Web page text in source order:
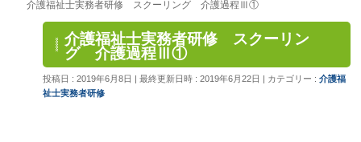
介護福祉士実務者研修 スクーリング 介護過程Ⅲ①
介護福祉士実務者研修 スクーリン
グ 介護過程Ⅲ①
投稿日 : 2019年6月8日 最終更新日時 : 2019年6月22日 カテゴリー :介護福
祉士実務者研修